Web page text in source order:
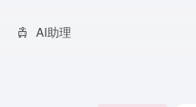
AI助理